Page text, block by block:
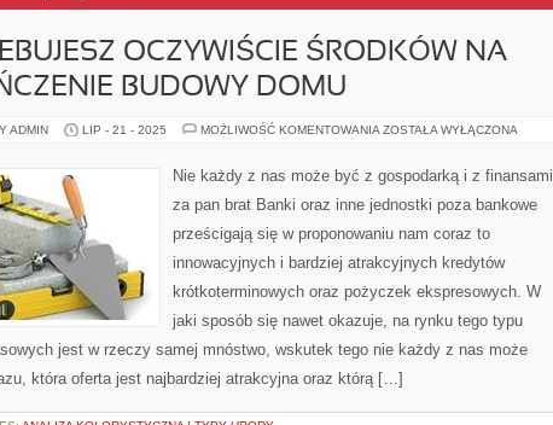
OCZYWIŚCIE ŚRODKÓW NA
BUDOWY DOMU
ADMIN LIP - 21 - 2025 MOŻLIWOŚĆ KOMENTOWANIA POTRZEBUJESZ
DOKOŃCZENIE
DOMU
ZOSTAŁA WYŁĄCZONA
Nie każdy z nas może być z gospodarką i z finansami
za pan brat Banki oraz inne jednostki poza bankowe
prześcigają się w proponowaniu nam coraz to
innowacyjnych i bardziej atrakcyjnych kredytów
krótkoterminowych oraz pożyczek ekspresowych. W
jaki sposób się nawet okazuje, na rynku tego typu
jest w rzeczy samej mnóstwo, wskutek tego nie każdy z nas może
która oferta jest najbardziej atrakcyjna oraz którą […]